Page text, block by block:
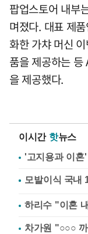
팝업스토어 내부
며졌다. 대표 제
화한 가챠 머신
품을 제공하는 등
을 제공했다.
이시간 핫뉴스
'고지용과 이혼
하리수 "이혼
차가원 "○○○